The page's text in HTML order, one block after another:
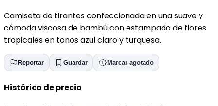
Camiseta de tirantes confeccionada en una suave y
cómoda viscosa de bambú con estampado de flores
tropicales en tonos azul claro y turquesa.
Reportar Guardar Marcar agotado
Histórico de precio